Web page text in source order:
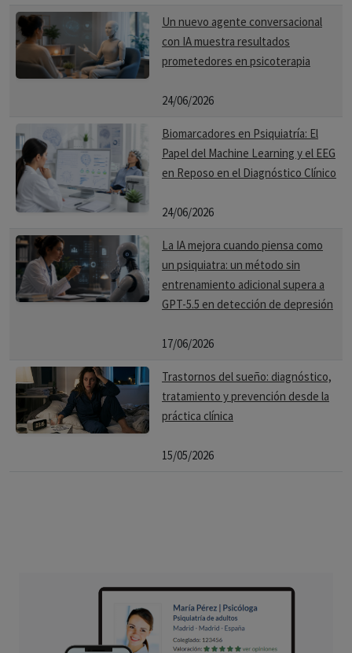
Un nuevo agente conversacional
con IA muestra resultados
prometedores en psicoterapia
24/06/2026
Biomarcadores en Psiquiatría: El
Papel del Machine Learning y el EEG
en Reposo en el Diagnóstico Clínico
24/06/2026
La IA mejora cuando piensa como
un psiquiatra: un método sin
entrenamiento adicional supera a
GPT-5.5 en detección de depresión
17/06/2026
Trastornos del sueño: diagnóstico,
tratamiento y prevención desde la
práctica clínica
15/05/2026